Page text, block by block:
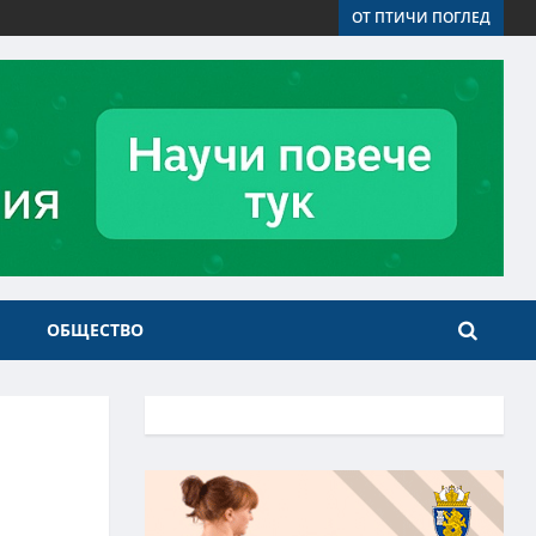
ОТ ПТИЧИ ПОГЛЕД
ОБЩЕСТВО